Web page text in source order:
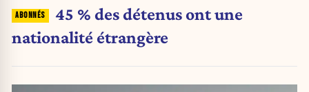
45 % des détenus ont une
nationalité étrangère